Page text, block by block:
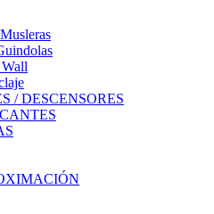
/ DESCENSORES